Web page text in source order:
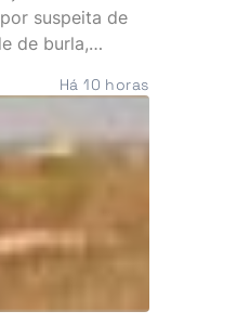
suspeita de
de burla,
esquema que
de 40 mil euros
O
sustentava
por
telemóveis
Há 10 horas